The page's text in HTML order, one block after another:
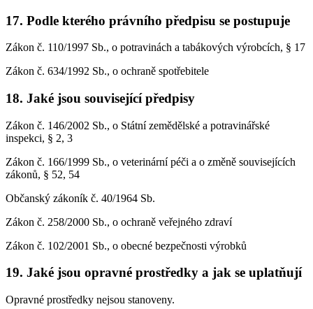
17. Podle kterého právního předpisu se postupuje
Zákon č. 110/1997 Sb., o potravinách a tabákových výrobcích, § 17
Zákon č. 634/1992 Sb., o ochraně spotřebitele
18. Jaké jsou související předpisy
Zákon č. 146/2002 Sb., o Státní zemědělské a potravinářské
inspekci, § 2, 3
Zákon č. 166/1999 Sb., o veterinární péči a o změně souvisejících
zákonů, § 52, 54
Občanský zákoník č. 40/1964 Sb.
Zákon č. 258/2000 Sb., o ochraně veřejného zdraví
Zákon č. 102/2001 Sb., o obecné bezpečnosti výrobků
19. Jaké jsou opravné prostředky a jak se uplatňují
Opravné prostředky nejsou stanoveny.